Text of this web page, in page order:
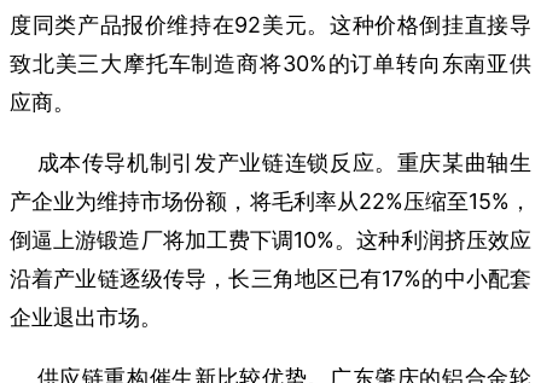
度同类产品报价维持在92美元。这种价格倒挂直接导
致北美三大摩托车制造商将30%的订单转向东南亚供
应商。
成本传导机制引发产业链连锁反应。重庆某曲轴生
产企业为维持市场份额，将毛利率从22%压缩至15%，
倒逼上游锻造厂将加工费下调10%。这种利润挤压效应
沿着产业链逐级传导，长三角地区已有17%的中小配套
企业退出市场。
供应链重构催生新比较优势。广东肇庆的铝合金轮